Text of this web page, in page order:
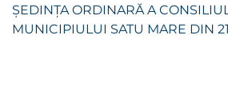
ȘEDINȚA ORDINARĂ A
MUNICIPIULUI SATU MARE DIN